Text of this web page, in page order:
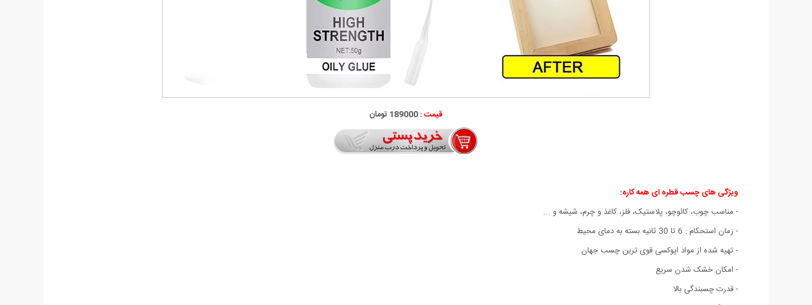
قیمت :189000 تومان
ویژگی های چسب قطره ای همه کاره:
- مناسب چوب، کائوچو، پلاستیک، فلز، کاغذ و چرم، شیشه و ...
- زمان استحکام : 6 تا 30 ثانیه بسته به دمای محیط
- تهیه شده از مواد اپوکسی قوی ترین چسب جهان
- امکان خشک شدن سریع
- قدرت چسبندگی بالا